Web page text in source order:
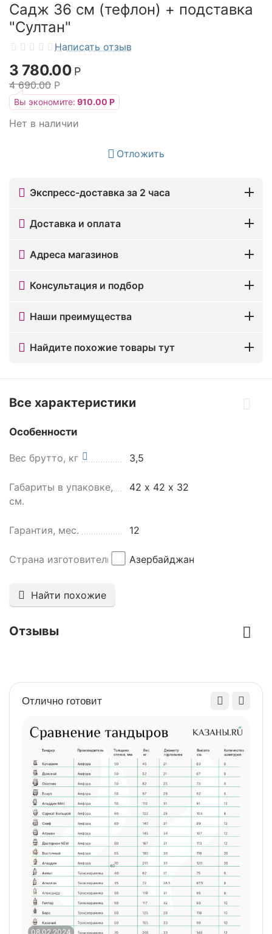
Садж 36 см (тефлон) + подставка
"Султан"
Написать отзыв
3 780.00 Р
4 690.00 Р
Вы экономите: 910.00 Р
Нет в наличии
Отложить
Экспресс-доставка за 2 часа
Доставка и оплата
Адреса магазинов
Консультация и подбор
Наши преимущества
Найдите похожие товары тут
Все характеристики
Особенности
Вес брутто, кг 3,5
Габариты в упаковке,
см.
42 х 42 х 32
Гарантия, мес. 12
Страна изготовитель Азербайджан
Найти похожие
Отзывы
Отлично готовит
08.02.2024